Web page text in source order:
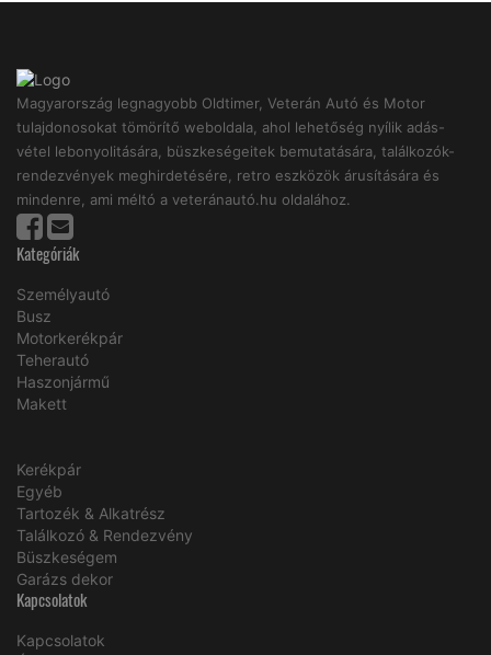
Magyarország legnagyobb Oldtimer, Veterán Autó és Motor
tulajdonosokat tömörítő weboldala, ahol lehetőség nyílik adás-
vétel lebonyolitására, büszkeségeitek bemutatására, találkozók-
rendezvények meghirdetésére, retro eszközök árusítására és
mindenre, ami méltó a veteránautó.hu oldalához.
Kategóriák
Személyautó
Busz
Motorkerékpár
Teherautó
Haszonjármű
Makett
Kerékpár
Egyéb
Tartozék & Alkatrész
Találkozó & Rendezvény
Büszkeségem
Garázs dekor
Kapcsolatok
Kapcsolatok